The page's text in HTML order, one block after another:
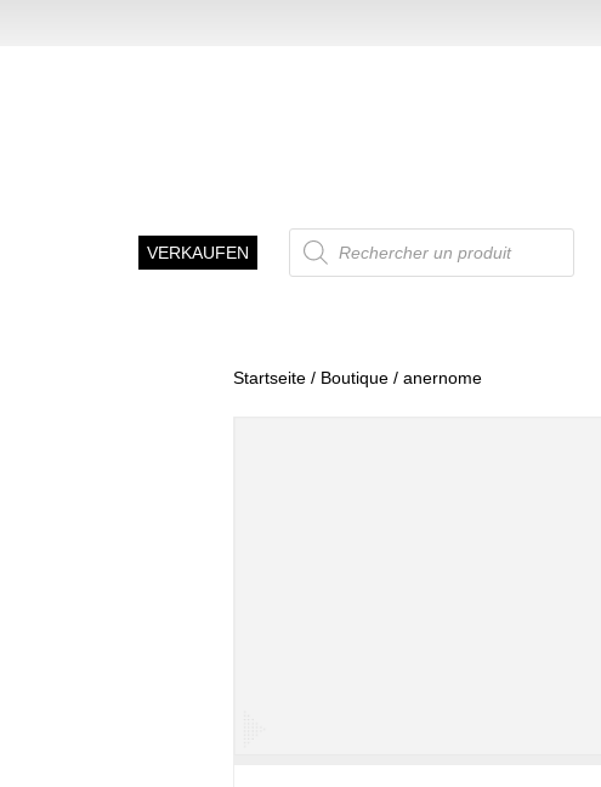
VERKAUFEN
Recherche
de
produits
Startseite / Boutique / anernome